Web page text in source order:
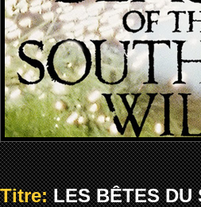
Titre:LES BÊTES DU